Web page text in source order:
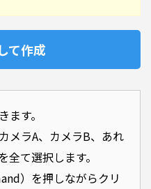
て作成
す。
メラA、カメラB、あれ
て選択します。
）を押しながらクリ